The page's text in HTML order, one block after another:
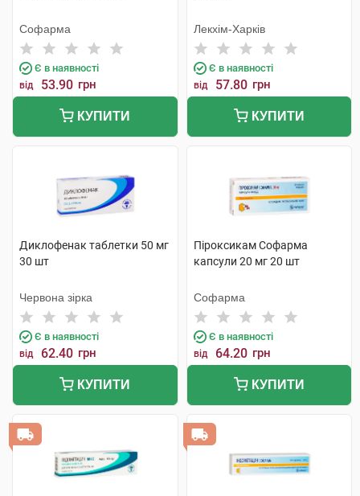
Софарма
Є в наявності
від 53.90 грн
КУПИТИ
Лекхім-Харків
Є в наявності
від 57.80 грн
КУПИТИ
Диклофенак таблетки 50 мг
30 шт
Червона зірка
Є в наявності
від 62.40 грн
КУПИТИ
Піроксикам Софарма
капсули 20 мг 20 шт
Софарма
Є в наявності
від 64.20 грн
КУПИТИ